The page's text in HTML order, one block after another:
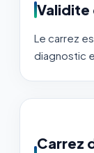
Validite
Le carrez
diagnostic
Carrez